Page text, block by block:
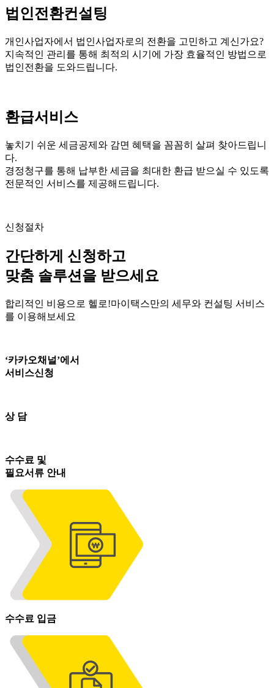
법인전환컨설팅
개인사업자에서 법인사업자로의 전환을 고민하고 계신가요?
지속적인 관리를 통해 최적의 시기에 가장 효율적인 방법으로
법인전환을 도와드립니다.
환급서비스
놓치기 쉬운 세금공제와 감면 혜택을 꼼꼼히 살펴 찾아드립니
다.
경정청구를 통해 납부한 세금을 최대한 환급 받으실 수 있도록
전문적인 서비스를 제공해드립니다.
신청절차
간단하게 신청하고
맞춤 솔루션을 받으세요
합리적인 비용으로 헬로!마이택스만의 세무와 컨설팅 서비스
를 이용해보세요
‘카카오채널’에서
서비스신청
상 담
수수료 및
필요서류 안내
수수료 입금